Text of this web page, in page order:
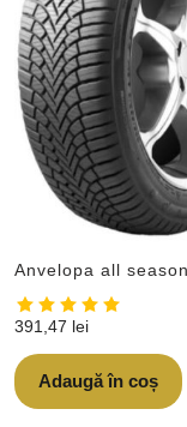
Anvelopa all
391,47 lei
Adaugă în coș